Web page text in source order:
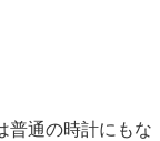
普通の時計にもな